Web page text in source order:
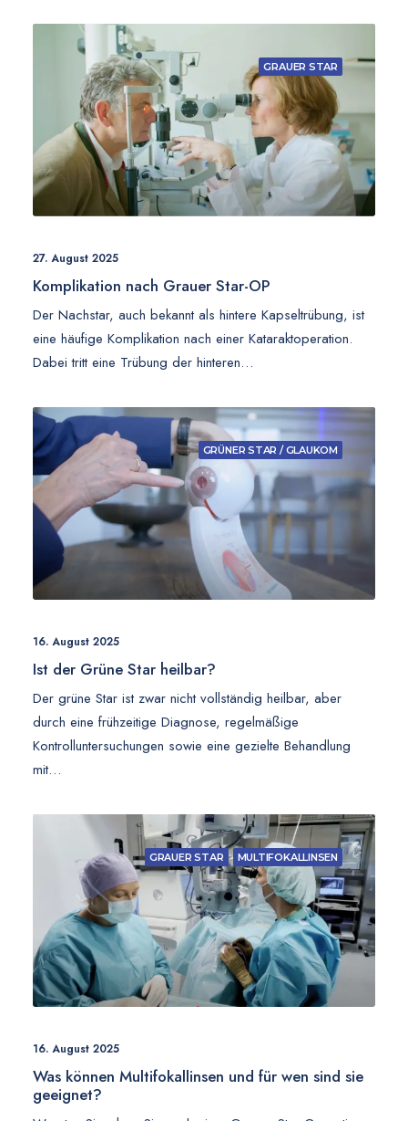
GRAUER STAR
27. August 2025
Komplikation nach Grauer Star-OP
Der Nachstar, auch bekannt als hintere Kapseltrübung, ist
eine häufige Komplikation nach einer Kataraktoperation.
Dabei tritt eine Trübung der hinteren…
GRÜNER STAR / GLAUKOM
16. August 2025
Ist der Grüne Star heilbar?
Der grüne Star ist zwar nicht vollständig heilbar, aber
durch eine frühzeitige Diagnose, regelmäßige
Kontrolluntersuchungen sowie eine gezielte Behandlung
mit…
GRAUER STAR MULTIFOKALLINSEN
16. August 2025
Was können Multifokallinsen und für wen sind sie
geeignet?